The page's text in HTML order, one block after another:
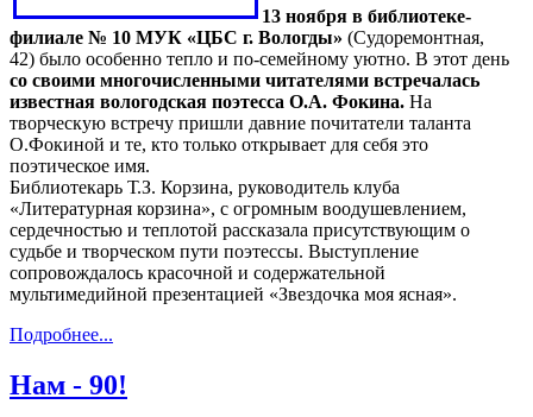
13 ноября в библиотеке-
филиале № 10 МУК «ЦБС г. Вологды» (Судоремонтная,
42) было особенно тепло и по-семейному уютно. В этот день
со своими многочисленными читателями встречалась
известная вологодская поэтесса О.А. Фокина. На
творческую встречу пришли давние почитатели таланта
О.Фокиной и те, кто только открывает для себя это
поэтическое имя.
Библиотекарь Т.З. Корзина, руководитель клуба
«Литературная корзина», с огромным воодушевлением,
сердечностью и теплотой рассказала присутствующим о
судьбе и творческом пути поэтессы. Выступление
сопровождалось красочной и содержательной
мультимедийной презентацией «Звездочка моя ясная».
Подробнее...
Нам - 90!